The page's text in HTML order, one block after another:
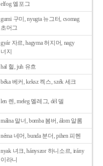
elfog 엘포그
gumi 구미, nyugta 뉴그터, csomag
초머그
gyár 자르, hagyma 허지머, nagy
너지
hal 헐, juh 유흐
béka 베커, keksz 켁스, szék 세크
len 렌, meleg 멜레그, dél 델
málna 말너, bomba 봄버, álom 알롬
néma 네머, bunda 분더, pihen 피헨
nyak 녀크, hányszor 하니소르, irány
이라니